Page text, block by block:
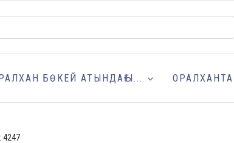
БӨКЕЙ АТЫНДАҒЫ...
4247